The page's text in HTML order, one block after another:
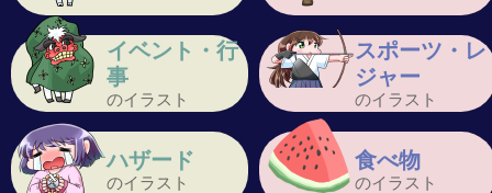
イベント・行
事
のイラスト
スポーツ・レ
ジャー
のイラスト
ハザード
のイラスト
食べ物
のイラスト